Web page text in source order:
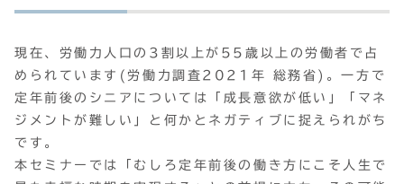
現在、労働力人口の3割以上が55歳以上の労働者で占
められています(労働力調査2021年 総務省)。一方で
定年前後のシニアについては「成長意欲が低い」「マネ
ジメントが難しい」と何かとネガティブに捉えられがち
です。
本セミナーでは「むしろ定年前後の働き方にこそ人生で